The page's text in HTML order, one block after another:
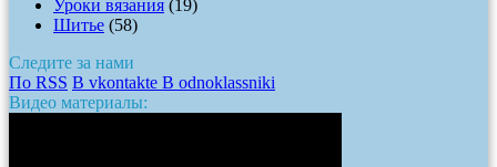
Уроки вязания (19)
Шитье (58)
Следите за нами
По RSS В vkontakte В odnoklassniki
Видео материалы: